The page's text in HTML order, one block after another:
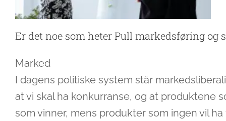
Er det noe som heter Pull markedsføring og
I dagens politiske system står
at vi skal ha konkurranse, og at produktene
som vinner, mens produkter som ingen vil